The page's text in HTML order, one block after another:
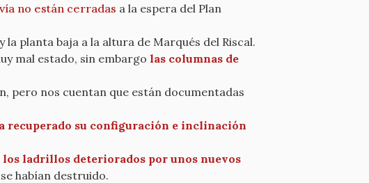
no están cerradas a la espera del Plan
planta baja a la altura de Marqués del Riscal.
mal estado, sin embargo las columnas de
pero nos cuentan que están documentadas
recuperado su configuración e inclinación
ladrillos deteriorados por unos nuevos
habían destruido.